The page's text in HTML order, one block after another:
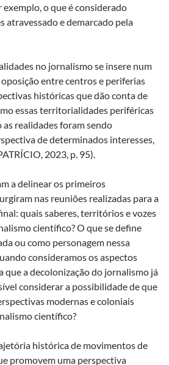
o que é considerado
atravessado e demarcado pela
no jornalismo se insere num
entre centros e periferias
históricas que dão conta de
essas territorialidades periféricas
realidades foram sendo
de determinados interesses,
2023, p. 95).
a delinear os primeiros
nas reuniões realizadas para a
quais saberes, territórios e vozes
científico? O que se define
ou como personagem nessa
consideramos os aspectos
que a decolonização do jornalismo já
considerar a possibilidade de que
modernas e coloniais
científico?
histórica de movimentos de
promovem uma perspectiva